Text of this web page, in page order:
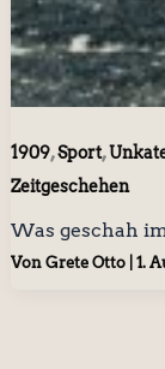
1909,Sport,
Zeitgeschehen
Was geschah
Von Grete Otto 1.